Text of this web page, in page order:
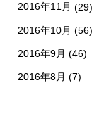
2016年11月 (29)
2016年10月 (56)
2016年9月 (46)
2016年8月 (7)